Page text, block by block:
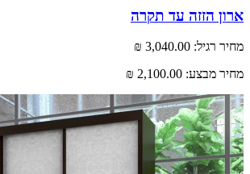
הזזה עד תקרה
רגיל: 3,040.00 ₪
מבצע: 2,100.00 ₪